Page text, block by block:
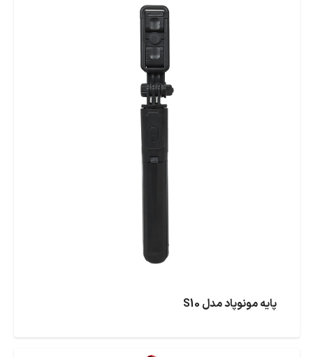
پایه مونوپاد مدل S10